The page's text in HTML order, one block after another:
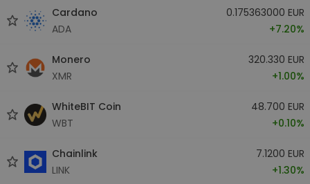
Cardano
ADA
0.175363000 EUR
+7.20%
Monero
XMR
320.330 EUR
+1.00%
WhiteBIT Coin
WBT
48.700 EUR
+0.10%
Chainlink
LINK
7.1200 EUR
+1.30%